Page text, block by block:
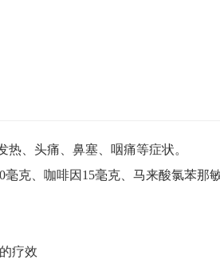
、头痛、鼻塞、咽痛等症状。
克、咖啡因15毫克、马来酸氯苯那
疗效